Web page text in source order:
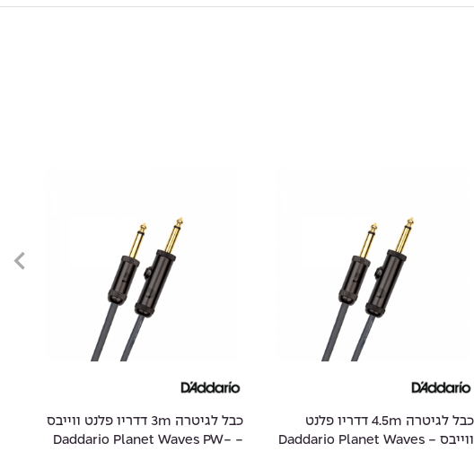
כבל לגיטרה 4.5m דדריו פלנט
ווייבס - Daddario Planet Waves
כבל לגיטרה 3m דדריו פלנט ווייבס
- Daddario Planet Waves PW-